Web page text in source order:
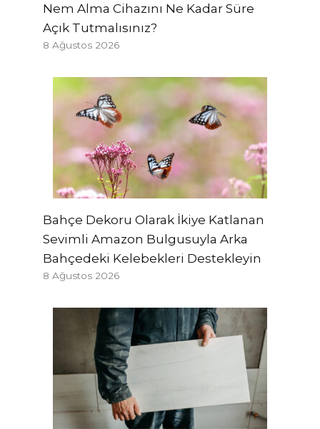
Nem Alma Cihazını Ne Kadar Süre
Açık Tutmalısınız?
8 Ağustos 2026
Bahçe Dekoru Olarak İkiye Katlanan
Sevimli Amazon Bulgusuyla Arka
Bahçedeki Kelebekleri Destekleyin
8 Ağustos 2026